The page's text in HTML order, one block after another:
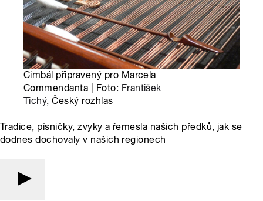
Cimbál připravený pro Marcela
Commendanta | Foto: František
Tichý, Český rozhlas
Tradice, písničky, zvyky a řemesla našich předků, jak se
dodnes dochovaly v našich regionech